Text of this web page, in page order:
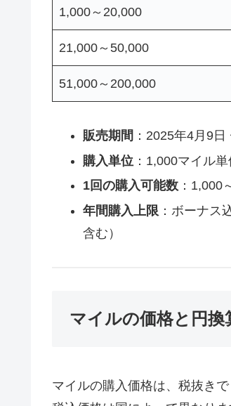
1,000～20,000
21,000～50,000
51,000～200,000
販売期間 ：2025年4月9
購入単位：1,000マイル単
1回の購入可能数：1,000
年間購入上限 ：ボーナス
含む）
マイルの価格と円
マイルの購入価格は、税抜き